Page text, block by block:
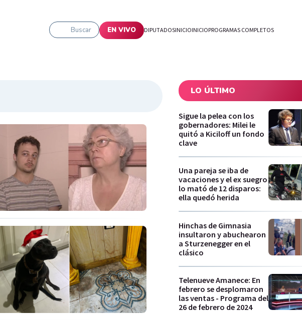
Buscar EN VIVO DIPUTADOSINICIOINICIOPROGRAMAS COMPLETOS
LO ÚLTIMO
Sigue la pelea con los
gobernadores: Milei le
quitó a Kiciloff un fondo
clave
Una pareja se iba de
vacaciones y el ex suegro
lo mató de 12 disparos:
ella quedó herida
Hinchas de Gimnasia
insultaron y abuchearon
a Sturzenegger en el
clásico
Telenueve Amanece: En
febrero se desplomaron
las ventas - Programa del
26 de febrero de 2024